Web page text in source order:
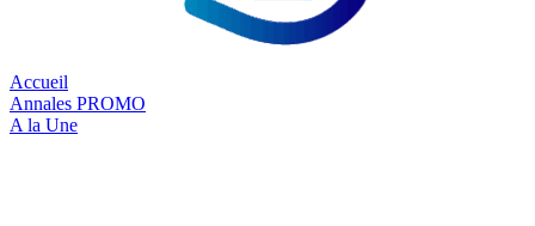
Accueil
Annales PROMO
A la Une